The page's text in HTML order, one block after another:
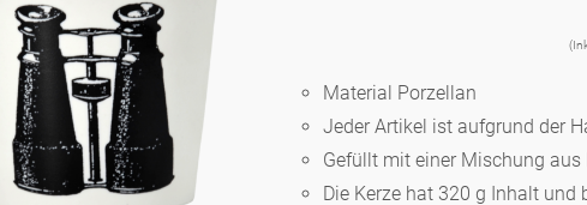
Souvenir
Berlin
Material Porzellan
Jeder Artikel ist aufgrund der
Gefüllt mit einer Mischung
Die Kerze hat 320 g Inhalt und